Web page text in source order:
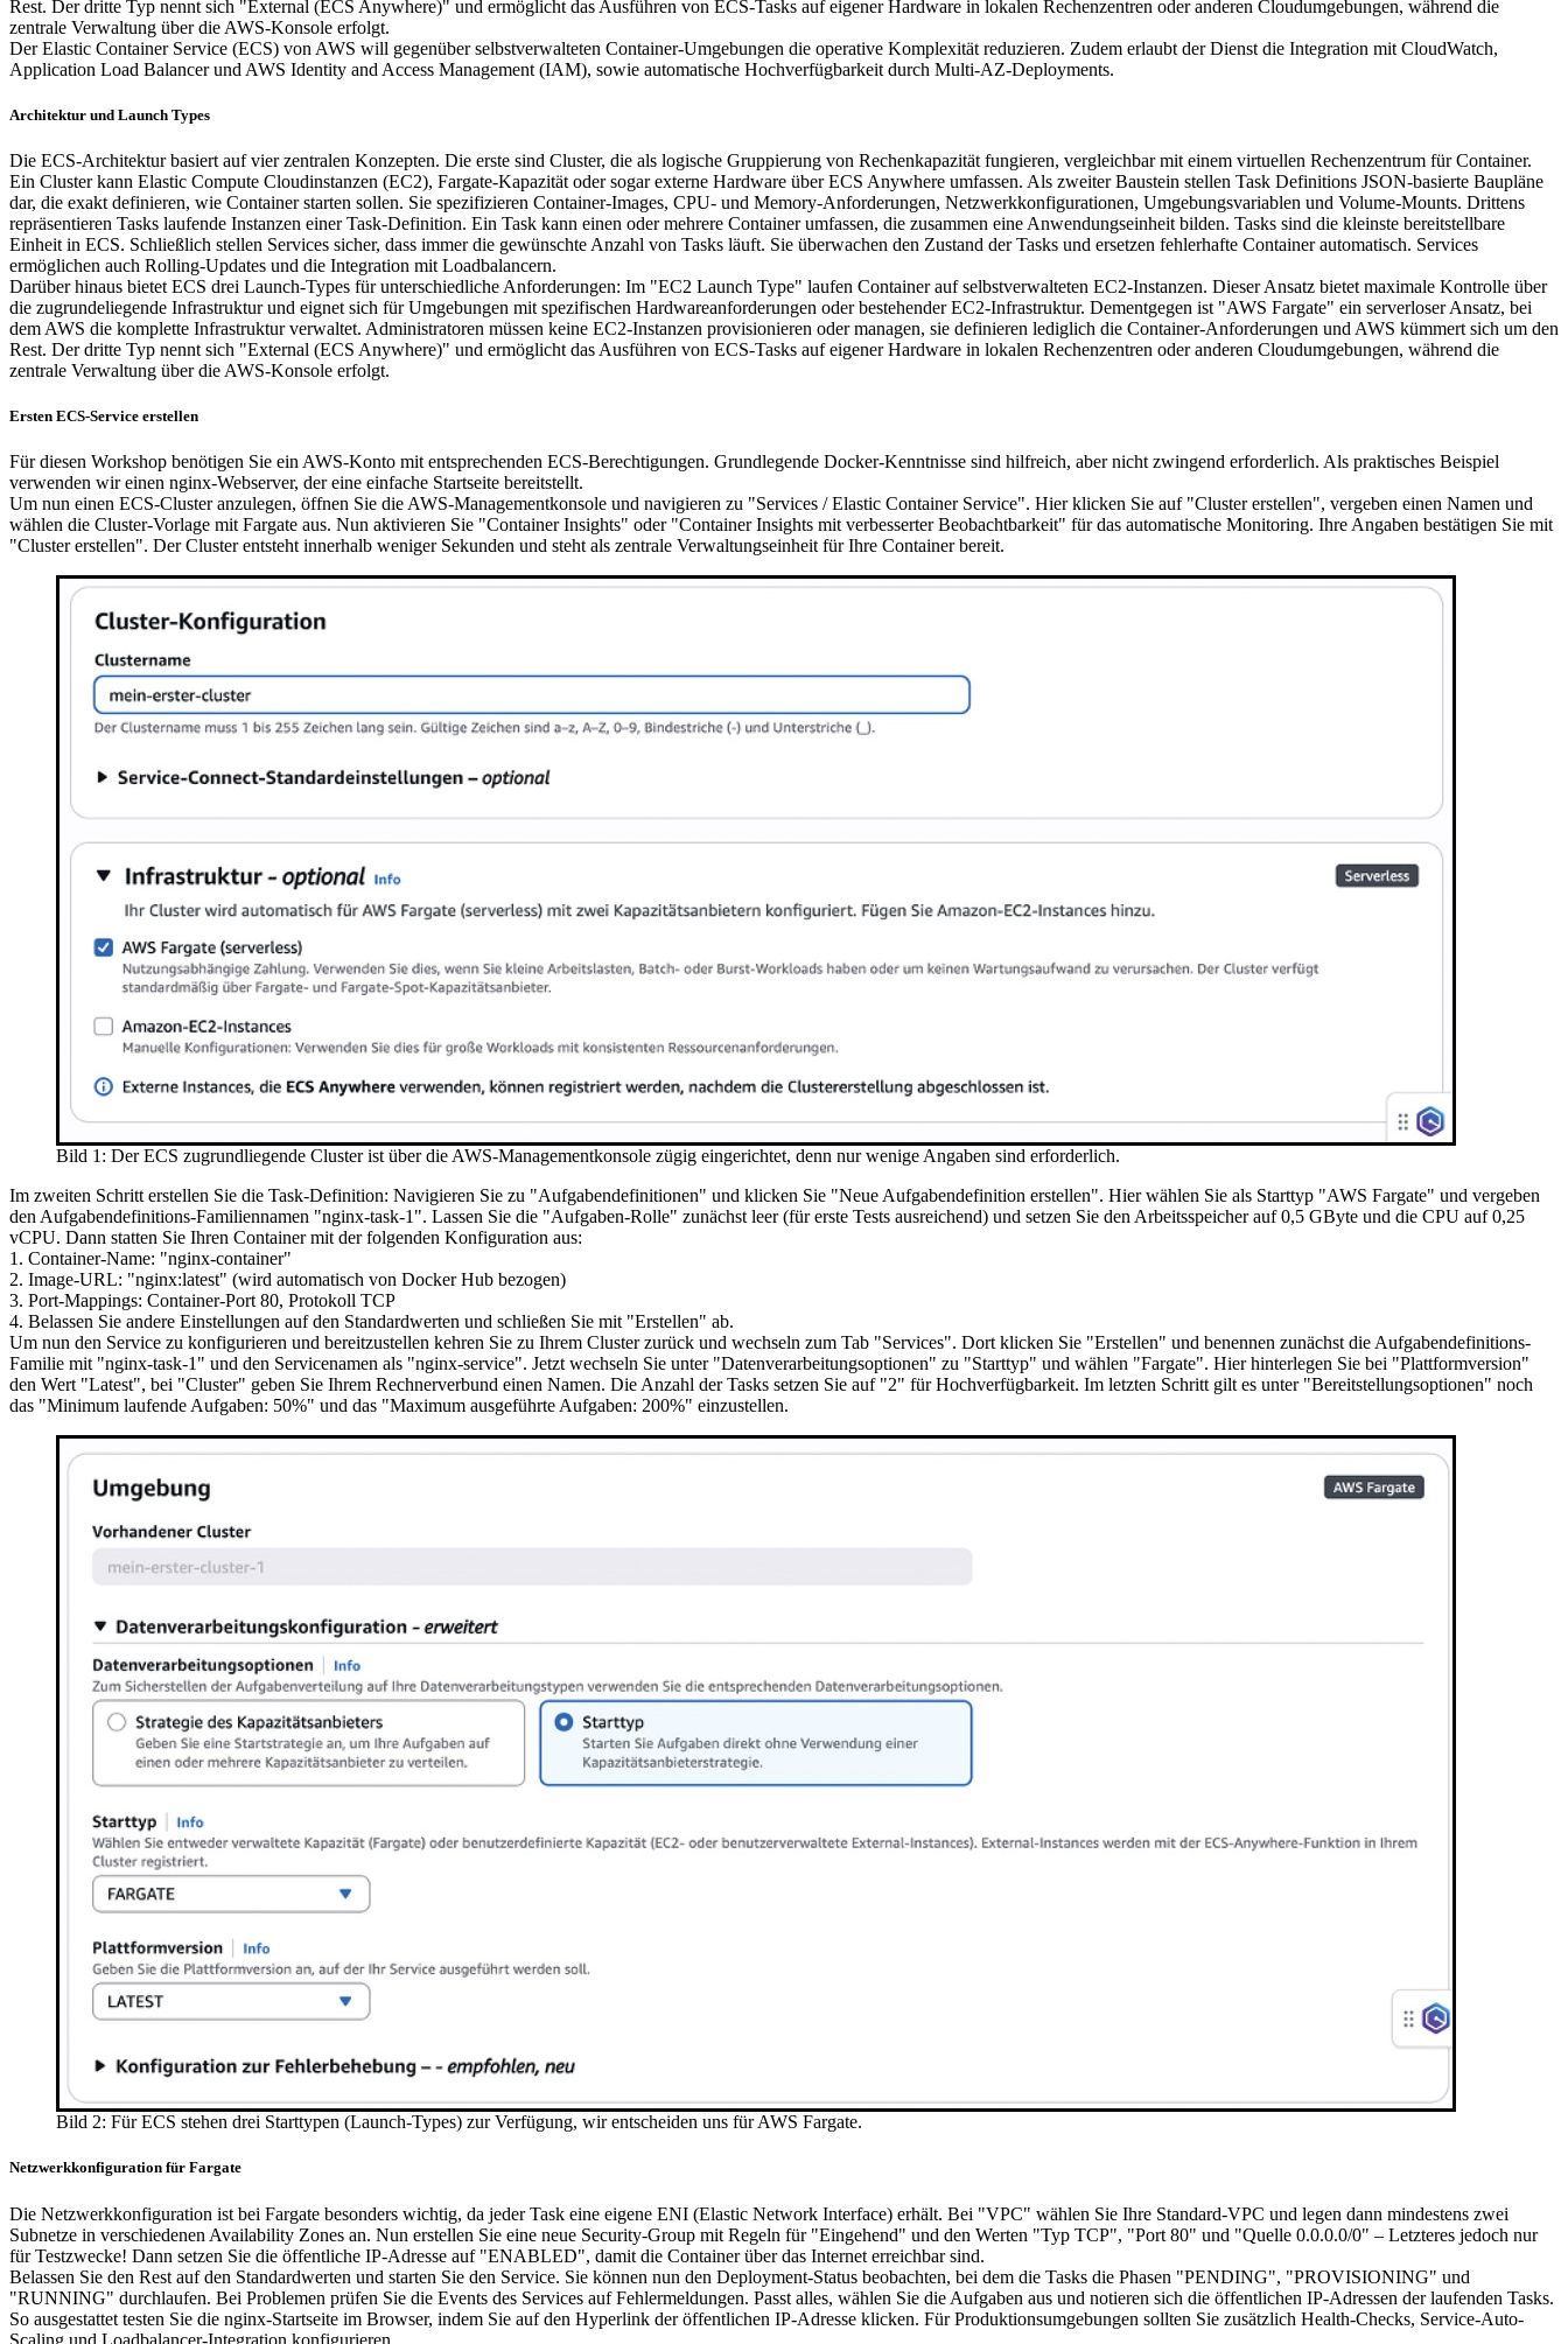
Rest. Der dritte Typ nennt sich "External (ECS Anywhere)" und ermöglicht das Ausführen von ECS-Tasks auf eigener Hardware in lokalen Rechenzentren oder anderen Cloudumgebungen, während die
zentrale Verwaltung über die AWS-Konsole erfolgt.
Der Elastic Container Service (ECS) von AWS will gegenüber selbstverwalteten Container-Umgebungen die operative Komplexität reduzieren. Zudem erlaubt der Dienst die Integration mit CloudWatch,
Application Load Balancer und AWS Identity and Access Management (IAM), sowie automatische Hochverfügbarkeit durch Multi-AZ-Deployments.
Architektur und Launch Types
Die ECS-Architektur basiert auf vier zentralen Konzepten. Die erste sind Cluster, die als logische Gruppierung von Rechenkapazität fungieren, vergleichbar mit einem virtuellen Rechenzentrum für Container.
Ein Cluster kann Elastic Compute Cloudinstanzen (EC2), Fargate-Kapazität oder sogar externe Hardware über ECS Anywhere umfassen. Als zweiter Baustein stellen Task Definitions JSON-basierte Baupläne
dar, die exakt definieren, wie Container starten sollen. Sie spezifizieren Container-Images, CPU- und Memory-Anforderungen, Netzwerkkonfigurationen, Umgebungsvariablen und Volume-Mounts. Drittens
repräsentieren Tasks laufende Instanzen einer Task-Definition. Ein Task kann einen oder mehrere Container umfassen, die zusammen eine Anwendungseinheit bilden. Tasks sind die kleinste bereitstellbare
Einheit in ECS. Schließlich stellen Services sicher, dass immer die gewünschte Anzahl von Tasks läuft. Sie überwachen den Zustand der Tasks und ersetzen fehlerhafte Container automatisch. Services
ermöglichen auch Rolling-Updates und die Integration mit Loadbalancern.
Darüber hinaus bietet ECS drei Launch-Types für unterschiedliche Anforderungen: Im "EC2 Launch Type" laufen Container auf selbstverwalteten EC2-Instanzen. Dieser Ansatz bietet maximale Kontrolle über
die zugrundeliegende Infrastruktur und eignet sich für Umgebungen mit spezifischen Hardwareanforderungen oder bestehender EC2-Infrastruktur. Dementgegen ist "AWS Fargate" ein serverloser Ansatz, bei
dem AWS die komplette Infrastruktur verwaltet. Administratoren müssen keine EC2-Instanzen provisionieren oder managen, sie definieren lediglich die Container-Anforderungen und AWS kümmert sich um den
Rest. Der dritte Typ nennt sich "External (ECS Anywhere)" und ermöglicht das Ausführen von ECS-Tasks auf eigener Hardware in lokalen Rechenzentren oder anderen Cloudumgebungen, während die
zentrale Verwaltung über die AWS-Konsole erfolgt.
Ersten ECS-Service erstellen
Für diesen Workshop benötigen Sie ein AWS-Konto mit entsprechenden ECS-Berechtigungen. Grundlegende Docker-Kenntnisse sind hilfreich, aber nicht zwingend erforderlich. Als praktisches Beispiel
verwenden wir einen nginx-Webserver, der eine einfache Startseite bereitstellt.
Um nun einen ECS-Cluster anzulegen, öffnen Sie die AWS-Managementkonsole und navigieren zu "Services / Elastic Container Service". Hier klicken Sie auf "Cluster erstellen", vergeben einen Namen und
wählen die Cluster-Vorlage mit Fargate aus. Nun aktivieren Sie "Container Insights" oder "Container Insights mit verbesserter Beobachtbarkeit" für das automatische Monitoring. Ihre Angaben bestätigen Sie mit
"Cluster erstellen". Der Cluster entsteht innerhalb weniger Sekunden und steht als zentrale Verwaltungseinheit für Ihre Container bereit.
Bild 1: Der ECS zugrundliegende Cluster ist über die AWS-Managementkonsole zügig eingerichtet, denn nur wenige Angaben sind erforderlich.
Im zweiten Schritt erstellen Sie die Task-Definition: Navigieren Sie zu "Aufgabendefinitionen" und klicken Sie "Neue Aufgabendefinition erstellen". Hier wählen Sie als Starttyp "AWS Fargate" und vergeben
den Aufgabendefinitions-Familiennamen "nginx-task-1". Lassen Sie die "Aufgaben-Rolle" zunächst leer (für erste Tests ausreichend) und setzen Sie den Arbeitsspeicher auf 0,5 GByte und die CPU auf 0,25
vCPU. Dann statten Sie Ihren Container mit der folgenden Konfiguration aus:
1. Container-Name: "nginx-container"
2. Image-URL: "nginx:latest" (wird automatisch von Docker Hub bezogen)
3. Port-Mappings: Container-Port 80, Protokoll TCP
4. Belassen Sie andere Einstellungen auf den Standardwerten und schließen Sie mit "Erstellen" ab.
Um nun den Service zu konfigurieren und bereitzustellen kehren Sie zu Ihrem Cluster zurück und wechseln zum Tab "Services". Dort klicken Sie "Erstellen" und benennen zunächst die Aufgabendefinitions-
Familie mit "nginx-task-1" und den Servicenamen als "nginx-service". Jetzt wechseln Sie unter "Datenverarbeitungsoptionen" zu "Starttyp" und wählen "Fargate". Hier hinterlegen Sie bei "Plattformversion"
den Wert "Latest", bei "Cluster" geben Sie Ihrem Rechnerverbund einen Namen. Die Anzahl der Tasks setzen Sie auf "2" für Hochverfügbarkeit. Im letzten Schritt gilt es unter "Bereitstellungsoptionen" noch
das "Minimum laufende Aufgaben: 50%" und das "Maximum ausgeführte Aufgaben: 200%" einzustellen.
Bild 2: Für ECS stehen drei Starttypen (Launch-Types) zur Verfügung, wir entscheiden uns für AWS Fargate.
Netzwerkkonfiguration für Fargate
Die Netzwerkkonfiguration ist bei Fargate besonders wichtig, da jeder Task eine eigene ENI (Elastic Network Interface) erhält. Bei "VPC" wählen Sie Ihre Standard-VPC und legen dann mindestens zwei
Subnetze in verschiedenen Availability Zones an. Nun erstellen Sie eine neue Security-Group mit Regeln für "Eingehend" und den Werten "Typ TCP", "Port 80" und "Quelle 0.0.0.0/0" – Letzteres jedoch nur
für Testzwecke! Dann setzen Sie die öffentliche IP-Adresse auf "ENABLED", damit die Container über das Internet erreichbar sind.
Belassen Sie den Rest auf den Standardwerten und starten Sie den Service. Sie können nun den Deployment-Status beobachten, bei dem die Tasks die Phasen "PENDING", "PROVISIONING" und
"RUNNING" durchlaufen. Bei Problemen prüfen Sie die Events des Services auf Fehlermeldungen. Passt alles, wählen Sie die Aufgaben aus und notieren sich die öffentlichen IP-Adressen der laufenden Tasks.
So ausgestattet testen Sie die nginx-Startseite im Browser, indem Sie auf den Hyperlink der öffentlichen IP-Adresse klicken. Für Produktionsumgebungen sollten Sie zusätzlich Health-Checks, Service-Auto-
Scaling und Loadbalancer-Integration konfigurieren.